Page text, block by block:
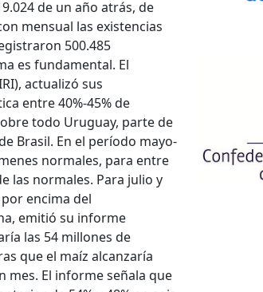
de un año atrás, de
mensual las existencias
500.485
es fundamental. El
actualizó sus
entre 40%-45% de
todo Uruguay, parte de
Brasil. En el período mayo-
normales, para entre
las normales. Para julio y
encima del
emitió su informe
las 54 millones de
que el maíz alcanzaría
mes. El informe señala que